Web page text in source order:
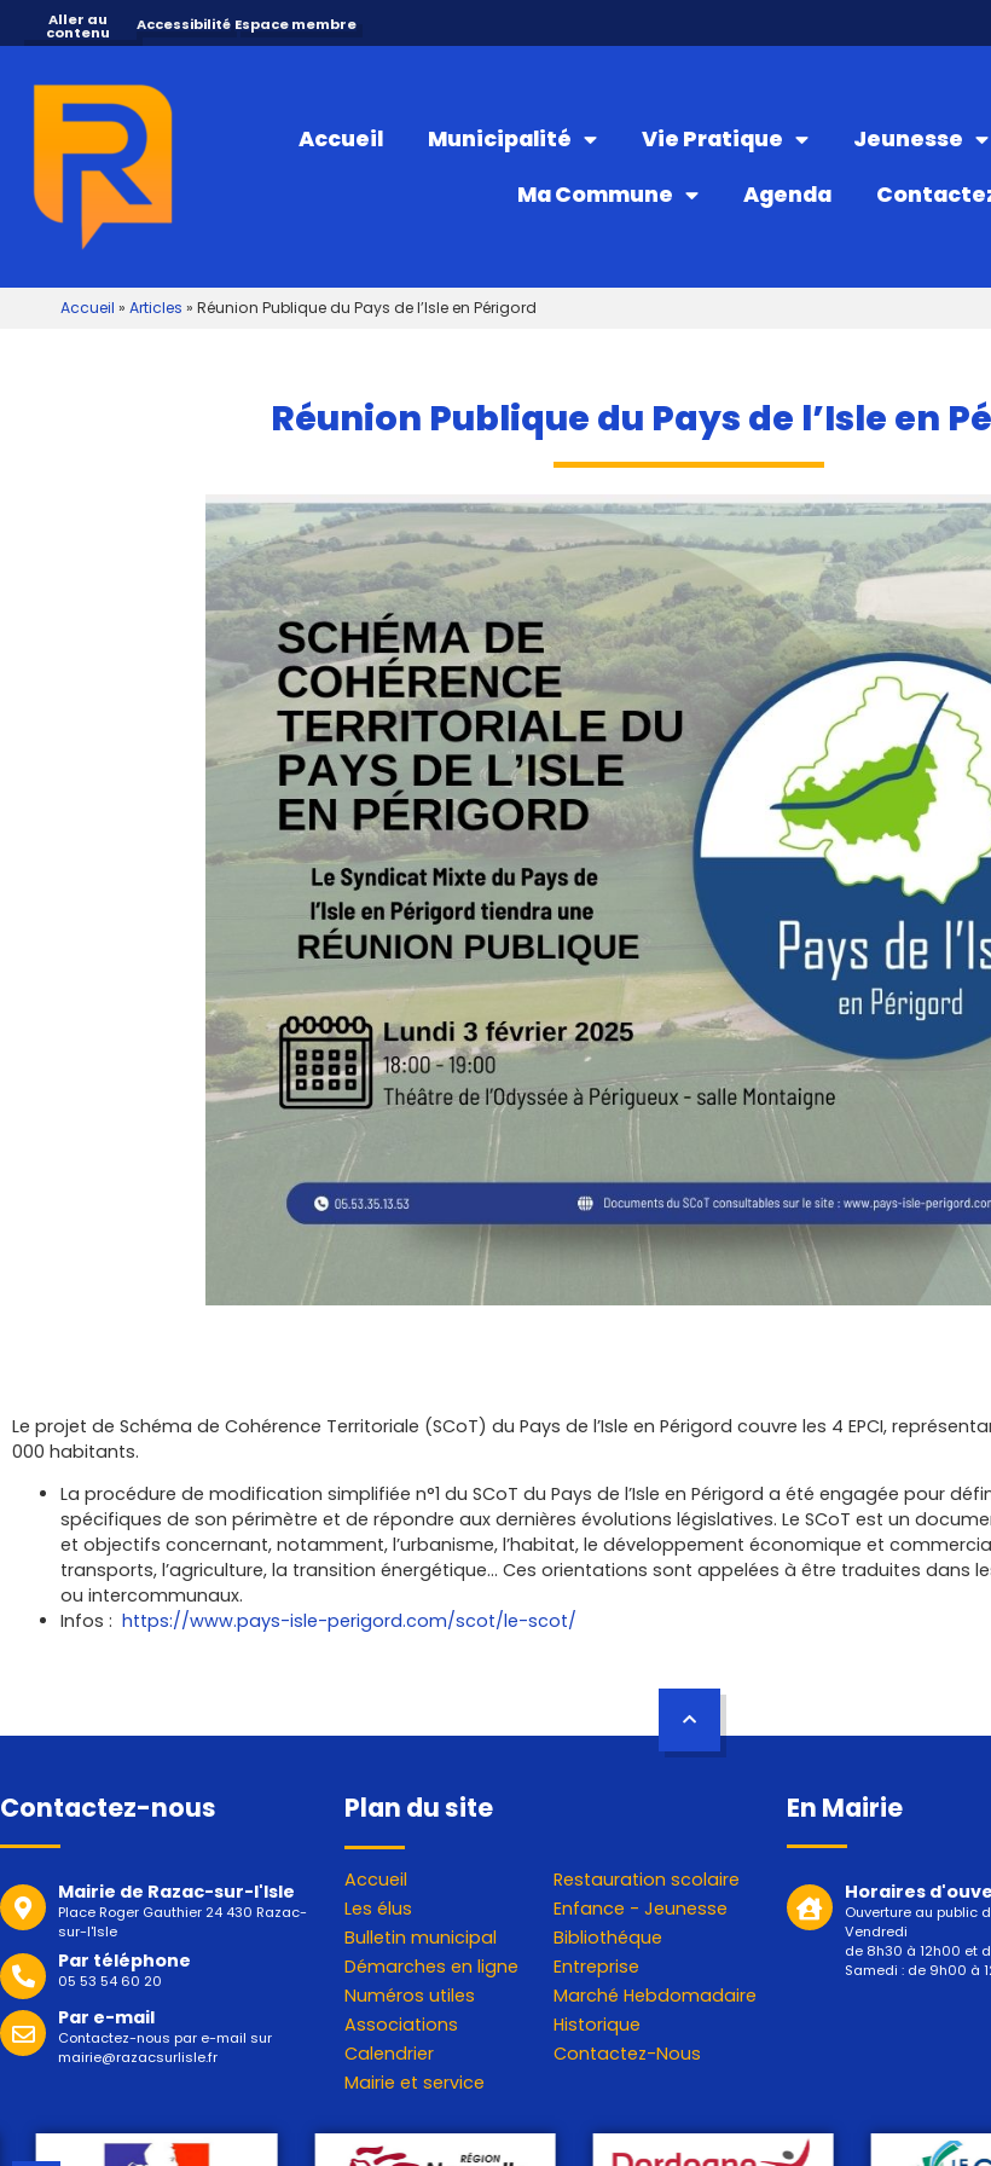
Aller au
contenu Accessibilité Espace membre
Accueil Municipalité Vie Pratique Jeunesse
Ma Commune
Agenda
Accueil » Articles » Réunion Publique du Pays de l’Isle en Périgord
Réunion Publique du Pays de l’Isle en
Le projet de Schéma de Cohérence Territoriale (SCoT) du Pays de l’Isle en Périgord couvre les 4 EPCI,
000 habitants.
La procédure de modification simplifiée n°1 du SCoT du Pays de l’Isle en Périgord a été engagée pour
spécifiques de son périmètre et de répondre aux dernières évolutions législatives. Le SCoT est un
et objectifs concernant, notamment, l’urbanisme, l’habitat, le développement économique et
transports, l’agriculture, la transition énergétique… Ces orientations sont appelées à être traduites dans
ou intercommunaux.
Infos : https://www.pays-isle-perigord.com/scot/le-scot/
Contactez-nous
Mairie de Razac-sur-l'Isle
Place Roger Gauthier 24 430 Razac-
sur-l'Isle
Par téléphone
05 53 54 60 20
Par e-mail
Contactez-nous par e-mail sur
mairie@razacsurlisle.fr
Plan du site
Accueil
Les élus
Bulletin municipal
Démarches en ligne
Numéros utiles
Associations
Calendrier
Mairie et service
Restauration scolaire
Enfance - Jeunesse
Bibliothéque
Entreprise
Marché Hebdomadaire
Historique
Contactez-Nous
En Mairie
Horaires
Ouverture au public
Vendredi
de 8h30 à 12h00 et
Samedi : de 9h00 à